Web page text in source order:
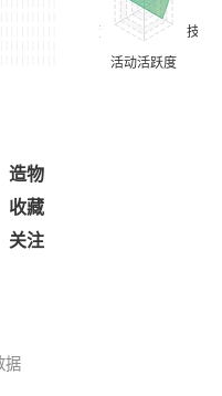
造物
收藏
关注
据